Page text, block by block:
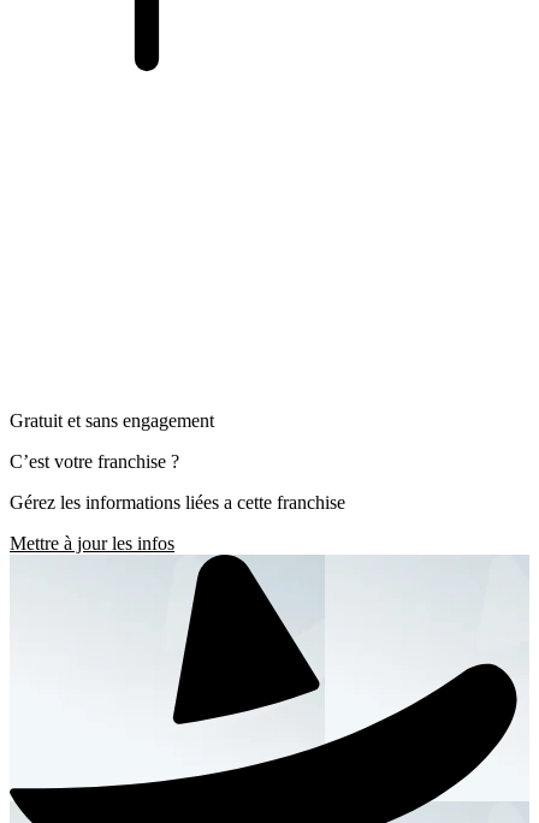
Gratuit et sans engagement
C’est votre franchise ?
Gérez les informations liées a cette franchise
Mettre à jour les infos